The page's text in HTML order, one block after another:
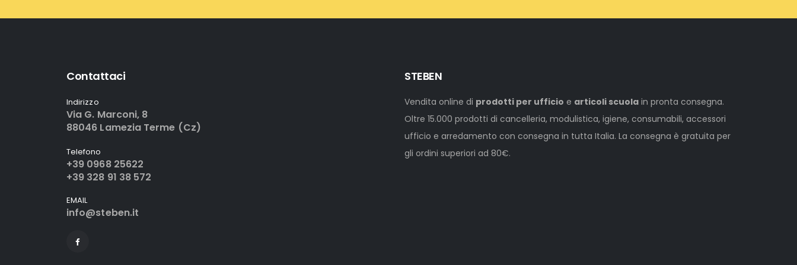
Contattaci
Indirizzo
Via G. Marconi, 8
88046 Lamezia Terme (Cz)
Telefono
+39 0968 25622
+39 328 91 38 572
EMAIL
info@steben.it
STEBEN
Vendita online di prodotti per ufficio e articoli scuola in pronta consegna.
Oltre 15.000 prodotti di cancelleria, modulistica, igiene, consumabili, accessori
ufficio e arredamento con consegna in tutta Italia. La consegna è gratuita per
gli ordini superiori ad 80€.